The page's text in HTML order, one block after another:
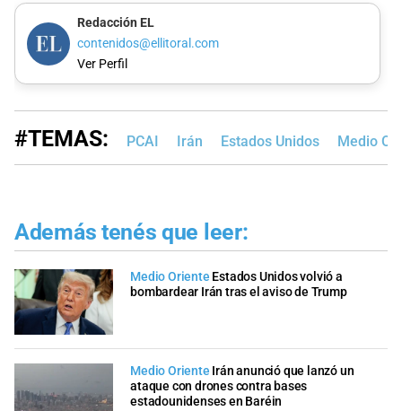
Redacción EL
contenidos@ellitoral.com
Ver Perfil
#TEMAS: PCAI Irán Estados Unidos Medio
Además tenés que leer:
Medio Oriente Estados Unidos volvió a
bombardear Irán tras el aviso de Trump
Medio Oriente Irán anunció que lanzó un
ataque con drones contra bases
estadounidenses en Baréin